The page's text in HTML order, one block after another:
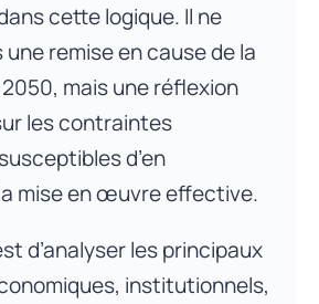
cette logique. Il ne
remise en cause de la
mais une réflexion
les contraintes
d’en
mise en œuvre effective.
d’analyser les principaux
institutionnels,